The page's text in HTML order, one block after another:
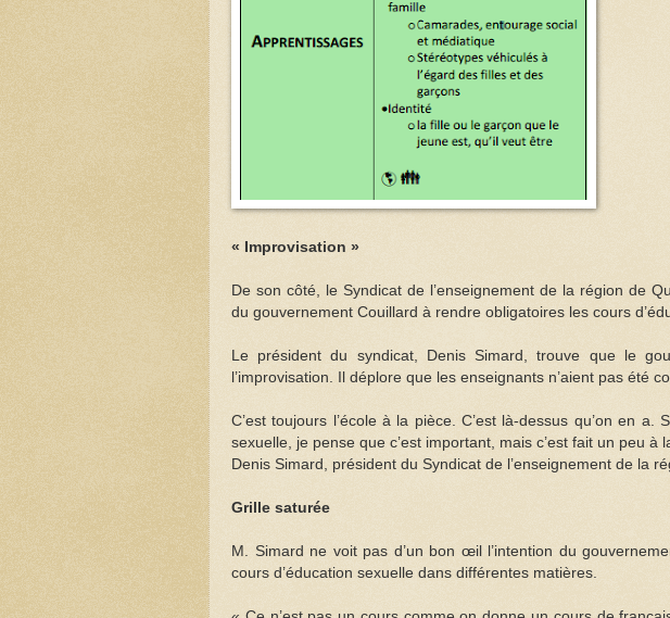
« Improvisation »
De son côté, le Syndicat de l’enseignement de la région de
du gouvernement Couillard à rendre obligatoires les cours
Le président du syndicat, Denis Simard, trouve que le
l’improvisation. Il déplore que les enseignants n’aient pas été
C’est toujours l’école à la pièce. C’est là-dessus qu’on en a.
sexuelle, je pense que c’est important, mais c’est fait un peu à
Denis Simard, président du Syndicat de l’enseignement de la
Grille saturée
M. Simard ne voit pas d’un bon œil l’intention du
cours d’éducation sexuelle dans différentes matières.